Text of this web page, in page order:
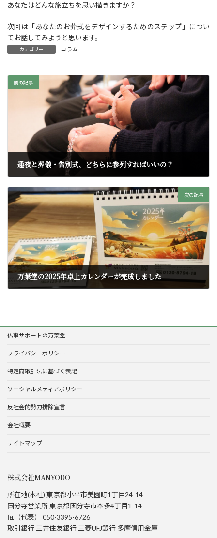
あなたはどんな旅立ちを思い描きますか？
次回は「あなたのお葬式をデザインするためのステップ」につい
てお話してみようと思います。
カテゴリー コラム
前の記事
通夜と葬儀・告別式、どちらに参列すればいいの？
次の記事
万葉堂の2025年卓上カレンダーが完成しました
仏事サポートの万葉堂
プライバシーポリシー
特定商取引法に基づく表記
ソーシャルメディアポリシー
反社会的勢力排除宣言
会社概要
サイトマップ
株式会社MANYODO
所在地(本社) 東京都小平市美園町1丁目24-14
国分寺営業所 東京都国分寺市本多4丁目1-14
℡（代表） 050-3395-6726
取引銀行 三井住友銀行 三菱UFJ銀行 多摩信用金庫